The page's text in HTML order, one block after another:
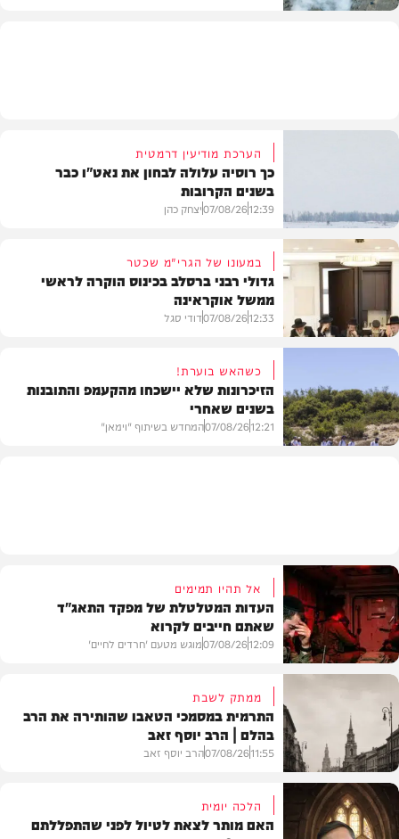
הערכת מודיעין דרמטית
כך רוסיה עלולה לבחון את נאט"ו כבר
בשנים הקרובות
12:39
07/08/26יצחק כהן
חרדים
במעונו של הגרי"מ שכטר
גדולי רבני ברסלב בכינוס הוקרה לראשי
ממשל אוקראינה
12:33
07/08/26דודי סגל
כשהאש בוערת!
הזיכרונות שלא יישכחו מהקעמפ והתובנות
בשנים שאחרי
12:21
07/08/26המחדש בשיתוף "וימאן"
דעות
אל תהיו תמימים
העדות המטלטלת של מפקד התאג"ד
שאתם חייבים לקרוא
12:09
07/08/26מוגש מטעם 'חרדים לחיים'
ממתק לשבת
התרמית במסמכי הטאבו שהותירה את הרב
בהלם | הרב יוסף זאב
11:55
07/08/26הרב יוסף זאב
הלכה יומית
האם מותר לצאת לטיול לפני שהתפללתם